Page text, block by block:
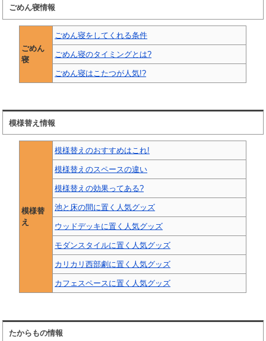
ごめん寝情報
ごめん
寝
ごめん寝をしてくれる条件
ごめん寝のタイミングとは?
ごめん寝はこたつが人気!?
模様替え情報
模様替
え
模様替えのおすすめはこれ!
模様替えのスペースの違い
模様替えの効果ってある?
池と床の間に置く人気グッズ
ウッドデッキに置く人気グッズ
モダンスタイルに置く人気グッズ
カリカリ西部劇に置く人気グッズ
カフェスペースに置く人気グッズ
たからもの情報